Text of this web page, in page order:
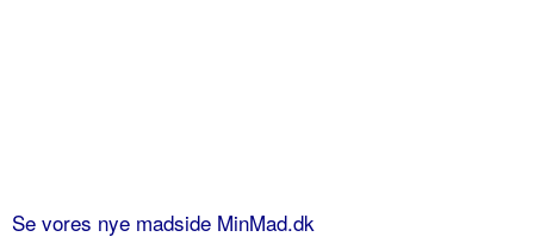
Se vores nye madside MinMad.dk